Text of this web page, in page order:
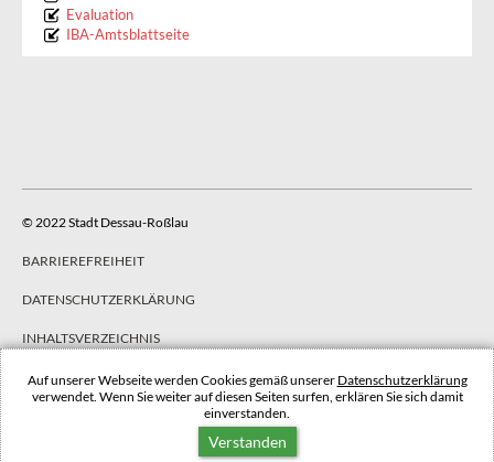
Auf unserer Webseite werden Cookies gemäß unserer Datenschutzerklärung
verwendet. Wenn Sie weiter auf diesen Seiten surfen, erklären Sie sich damit
einverstanden.
Verstanden
Evaluation
IBA-Amtsblattseite
© 2022 Stadt Dessau-Roßlau
BARRIEREFREIHEIT
DATENSCHUTZERKLÄRUNG
INHALTSVERZEICHNIS
IMPRESSUM
NACH OBEN